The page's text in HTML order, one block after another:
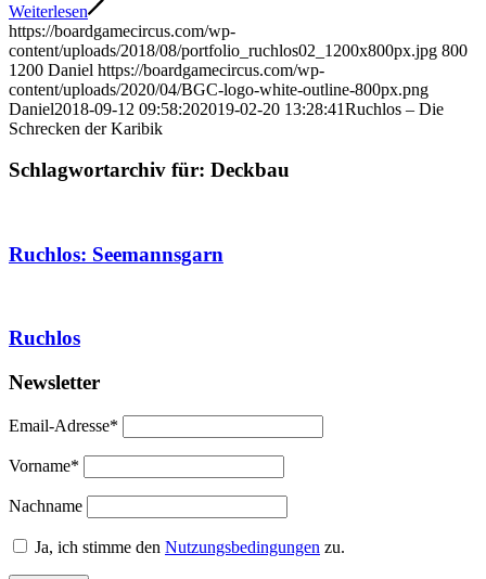
Weiterlesen
https://boardgamecircus.com/wp-
content/uploads/2018/08/portfolio_ruchlos02_1200x800px.jpg 800
1200 Daniel https://boardgamecircus.com/wp-
content/uploads/2020/04/BGC-logo-white-outline-800px.png
Daniel2018-09-12 09:58:202019-02-20 13:28:41Ruchlos – Die
Schrecken der Karibik
Schlagwortarchiv für: Deckbau
Ruchlos: Seemannsgarn
Ruchlos
Newsletter
Email-Adresse*
Vorname*
Nachname
Ja, ich stimme den Nutzungsbedingungen zu.